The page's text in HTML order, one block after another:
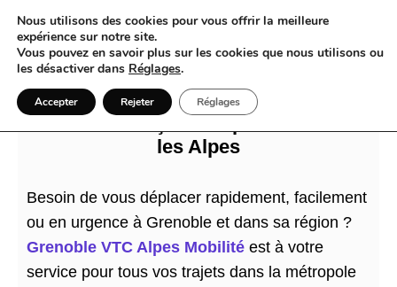
VTC et Grenoble : quand le van devient
les Alpes
Besoin de vous déplacer rapidement, facilement
ou en urgence à Grenoble et dans sa région ?
Grenoble VTC Alpes Mobilité est à votre
service pour tous vos trajets dans la métropole
Nous utilisons des cookies pour vous offrir la meilleure
expérience sur notre site.
Vous pouvez en savoir plus sur les cookies que nous utilisons ou
les désactiver dans Réglages.
Accepter Rejeter Réglages